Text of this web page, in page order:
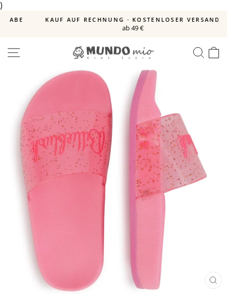
)
zum
Pause
KAUF AUF RECHNUNG · KOSTENLOSER VERSAND
ab 49 €
SEITENNAVIGATION